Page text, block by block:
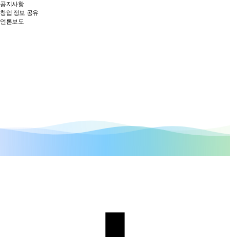
공지사항
창업 정보 공유
언론보도